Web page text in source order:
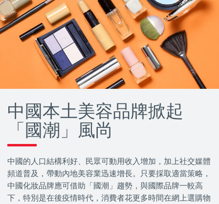
中國本土美容品牌掀起
「國潮」風尚
中國的人口結構利好、民眾可動用收入增加，加上社交媒體
頻道普及，帶動內地美容業迅速增長。只要採取適當策略，
中國化妝品牌應可借助「國潮」趨勢，與國際品牌一較高
下，特別是在後疫情時代，消費者花更多時間在網上選購物